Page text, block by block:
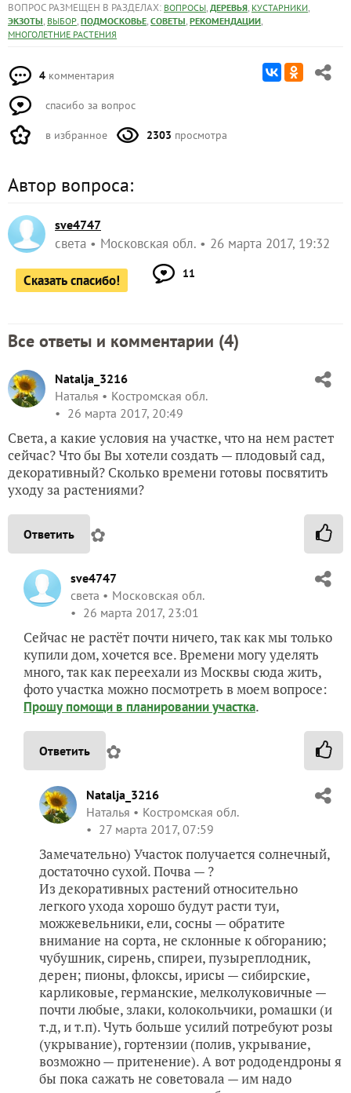
ВОПРОС РАЗМЕЩЕН В РАЗДЕЛАХ: ВОПРОСЫ, ДЕРЕВЬЯ, КУСТАРНИКИ,
ЭКЗОТЫ, ВЫБОР, ПОДМОСКОВЬЕ, СОВЕТЫ, РЕКОМЕНДАЦИИ,
МНОГОЛЕТНИЕ РАСТЕНИЯ
4 комментария
спасибо за вопрос
в избранное 2303 просмотра
Автор вопроса:
sve4747
света Московская обл. 26 марта 2017, 19:32
Сказать спасибо! 11
Все ответы и комментарии (4)
Natalja_3216
Наталья
Костромская обл.
26 марта 2017, 20:49
Света, а какие условия на участке, что на нем растет
сейчас? Что бы Вы хотели создать — плодовый сад,
декоративный? Сколько времени готовы посвятить
уходу за растениями?
Ответить ✿
sve4747
света
Московская обл.
26 марта 2017, 23:01
Сейчас не растёт почти ничего, так как мы только
купили дом, хочется все. Времени могу уделять
много, так как переехали из Москвы сюда жить,
фото участка можно посмотреть в моем вопросе:
Прошу помощи в планировании участка.
Ответить ✿
Natalja_3216
Наталья
Костромская обл.
27 марта 2017, 07:59
Замечательно) Участок получается солнечный,
достаточно сухой. Почва — ?
Из декоративных растений относительно
легкого ухода хорошо будут расти туи,
можжевельники, ели, сосны — обратите
внимание на сорта, не склонные к обгоранию;
чубушник, сирень, спиреи, пузыреплодник,
дерен; пионы, флоксы, ирисы — сибирские,
карликовые, германские, мелколуковичные —
почти любые, злаки, колокольчики, ромашки (и
т.д, и т.п). Чуть больше усилий потребуют розы
(укрывание), гортензии (полив, укрывание,
возможно — притенение). А вот рододендроны я
бы пока сажать не советовала — им надо